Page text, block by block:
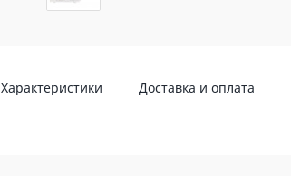
Характеристики Доставка и оплата